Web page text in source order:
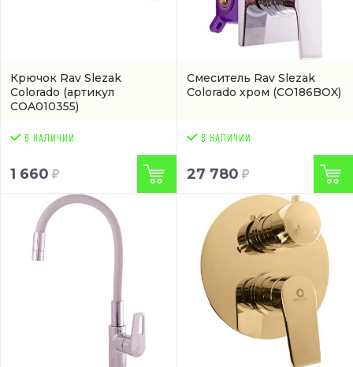
Крючок Rav Slezak
Colorado (артикул
COA010355)
1 660
Смеситель Rav Slezak
Colorado хром (CO186BOX)
27 780